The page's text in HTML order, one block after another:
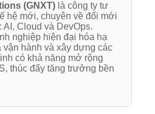
(GNXT) là công ty tư
hệ mới, chuyên về đổi mới
Cloud và DevOps.
nghiệp hiện đại hóa hạ
vận hành và xây dựng các
có khả năng mở rộng
thúc đẩy tăng trưởng bền